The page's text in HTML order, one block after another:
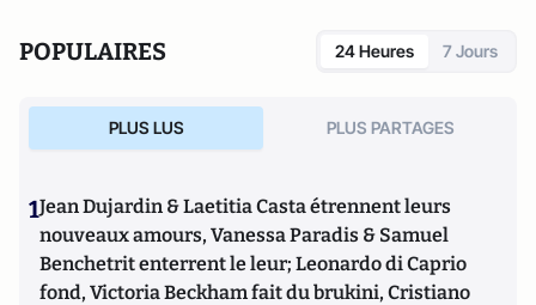
POPULAIRES 24 Heures 7 Jours
PLUS LUS PLUS PARTAGES
1Jean Dujardin & Laetitia Casta étrennent leurs
nouveaux amours, Vanessa Paradis & Samuel
Benchetrit enterrent le leur; Leonardo di Caprio
fond, Victoria Beckham fait du brukini, Cristiano